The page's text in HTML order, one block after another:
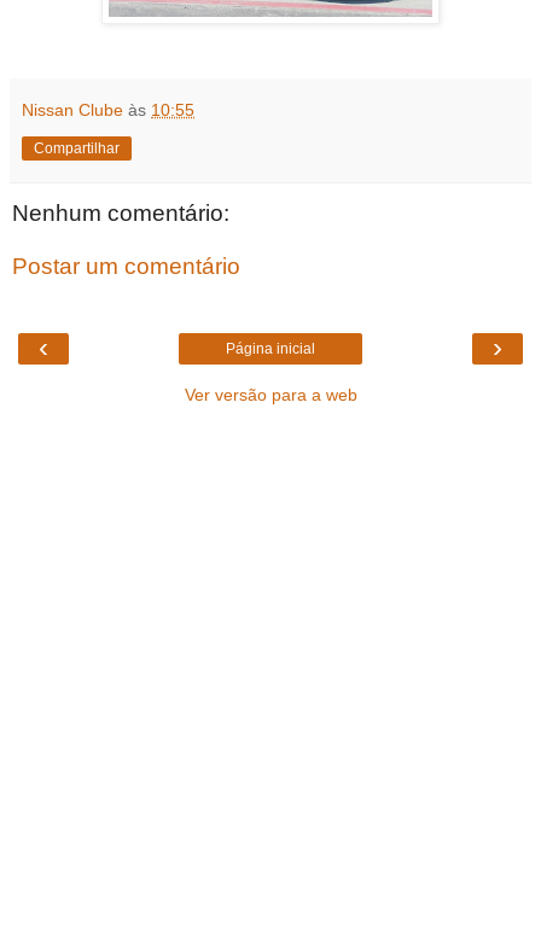
Nissan Clube às 10:55
Compartilhar
Nenhum comentário:
Postar um comentário
‹ ›
Página inicial
Ver versão para a web